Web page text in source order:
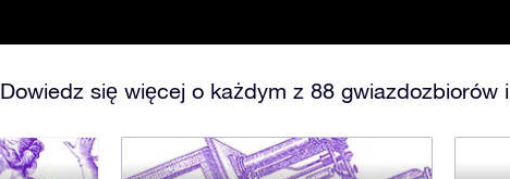
Dowiedz się więcej o każdym z 88 gwiazdozbiorów